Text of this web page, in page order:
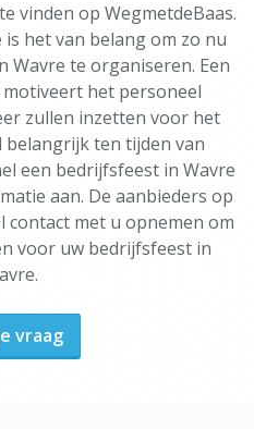
vinden op WegmetdeBaas.
het van belang om zo nu
Wavre te organiseren. Een
het personeel
zullen inzetten voor het
belangrijk ten tijden van
een bedrijfsfeest in Wavre
aan. De aanbieders op
contact met u opnemen om
voor uw bedrijfsfeest in
vraag